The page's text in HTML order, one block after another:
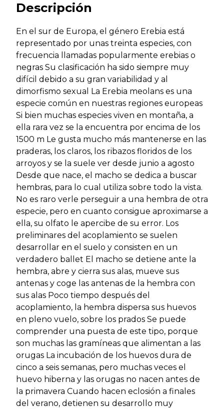
Descripción
En el sur de Europa, el género Erebia está
representado por unas treinta especies, con
frecuencia llamadas popularmente erebias o
negras Su clasificación ha sido siempre muy
difícil debido a su gran variabilidad y al
dimorfismo sexual La Erebia meolans es una
especie común en nuestras regiones europeas
Si bien muchas especies viven en montaña, a
ella rara vez se la encuentra por encima de los
1500 m Le gusta mucho más mantenerse en las
praderas, los claros, los ribazos floridos de los
arroyos y se la suele ver desde junio a agosto
Desde que nace, el macho se dedica a buscar
hembras, para lo cual utiliza sobre todo la vista.
No es raro verle perseguir a una hembra de otra
especie, pero en cuanto consigue aproximarse a
ella, su olfato le apercibe de su error. Los
preliminares del acoplamiento se suelen
desarrollar en el suelo y consisten en un
verdadero ballet El macho se detiene ante la
hembra, abre y cierra sus alas, mueve sus
antenas y coge las antenas de la hembra con
sus alas Poco tiempo después del
acoplamiento, la hembra dispersa sus huevos
en pleno vuelo, sobre los prados Se puede
comprender una puesta de este tipo, porque
son muchas las gramíneas que alimentan a las
orugas La incubación de los huevos dura de
cinco a seis semanas, pero muchas veces el
huevo hiberna y las orugas no nacen antes de
la primavera Cuando hacen eclosión a finales
del verano, detienen su desarrollo muy